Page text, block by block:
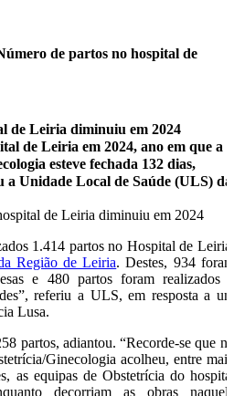
de partos no hospital de
de Leiria diminuiu em 2024
de Leiria em 2024, ano em que a
esteve fechada 132 dias,
Unidade Local de Saúde (ULS) da
1.414 partos no Hospital de Leiria,
Região de Leiria. Destes, 934 foram
e 480 partos foram realizados a
referiu a ULS, em resposta a um
Lusa.
partos, adiantou. “Recorde-se que no
Ginecologia acolheu, entre maio
as equipas de Obstetrícia do hospital
decorriam as obras naquela